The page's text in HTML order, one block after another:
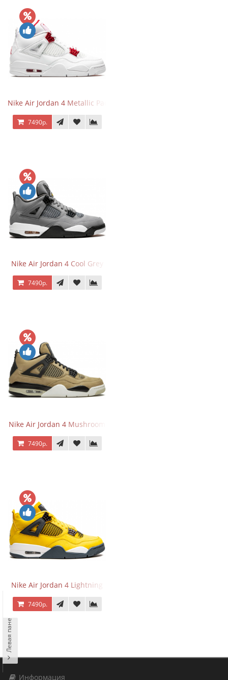
Nike Air Jordan 4 Metallic Pack University Red
7490р.
Nike Air Jordan 4 Cool Grey
7490р.
Nike Air Jordan 4 Mushroom
7490р.
Nike Air Jordan 4 Lightning
7490р.
Информация
Левая панель